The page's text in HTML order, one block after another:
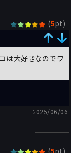
(5pt)
は大好きなのでワ
2025/06/06
(5pt)